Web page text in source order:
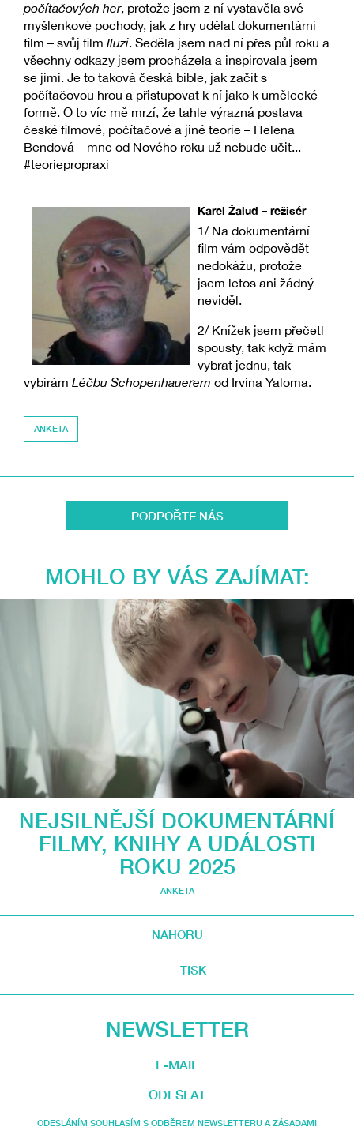
počítačových her, protože jsem z ní vystavěla své
myšlenkové pochody, jak z hry udělat dokumentární
film – svůj film Iluzi. Seděla jsem nad ní přes půl roku a
všechny odkazy jsem procházela a inspirovala jsem
se jimi. Je to taková česká bible, jak začít s
počítačovou hrou a přistupovat k ní jako k umělecké
formě. O to víc mě mrzí, že tahle výrazná postava
české filmové, počítačové a jiné teorie – Helena
Bendová – mne od Nového roku už nebude učit...
#teoriepropraxi
Karel Žalud – režisér
1/ Na dokumentární
film vám odpovědět
nedokážu, protože
jsem letos ani žádný
neviděl.
2/ Knížek jsem přečetl
spousty, tak když mám
vybrat jednu, tak
vybírám Léčbu Schopenhauerem od Irvina Yaloma.
ANKETA
PODPOŘTE NÁS
MOHLO BY VÁS ZAJÍMAT:
NEJSILNĚJŠÍ DOKUMENTÁRNÍ
FILMY, KNIHY A UDÁLOSTI
ROKU 2025
ANKETA
NAHORU
TISK
NEWSLETTER
ODESLAT
ODESLÁNÍM SOUHLASÍM S ODBĚREM NEWSLETTERU A ZÁSADAMI